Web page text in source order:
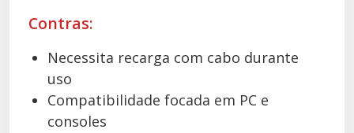
Contras:
Necessita recarga com cabo durante
uso
Compatibilidade focada em PC e
consoles